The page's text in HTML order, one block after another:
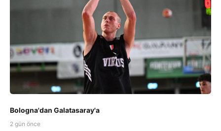
Bologna'dan Galatasaray'a
2 gün önce